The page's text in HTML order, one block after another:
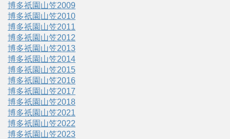
博多祇園山笠2009
博多祇園山笠2010
博多祇園山笠2011
博多祇園山笠2012
博多祇園山笠2013
博多祇園山笠2014
博多祇園山笠2015
博多祇園山笠2016
博多祇園山笠2017
博多祇園山笠2018
博多祇園山笠2021
博多祇園山笠2022
博多祇園山笠2023